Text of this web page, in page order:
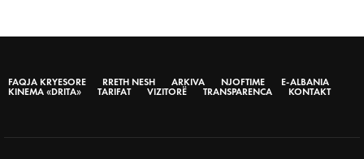
FAQJA KRYESORE RRETH NESH ARKIVA NJOFTIME
E-ALBANIA
KINEMA «DRITA»
TARIFAT VIZITORË TRANSPARENCA KONTAKT